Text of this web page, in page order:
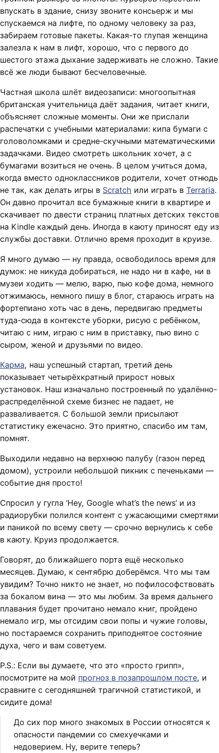
впускать в здание, снизу звоните консьерж и мы
спускаемся на лифте, по одному человеку за раз,
забираем готовые пакеты. Какая-то глупая женщина
залезла к нам в лифт, хорошо, что с первого до
шестого этажа дыхание задерживать не сложно. Такие
всё же люди бывают бесчеловечные.
Частная школа шлёт видеозаписи: многоопытная
британская учительница даёт задания, читает книги,
объясняет сложные моменты. Они же прислали
распечатки с учебными материалами: кипа бумаги с
головоломками и средне-скучными математическими
задачками. Видео смотреть школьник хочет, а с
бумагами возиться не очень. В целом учиться дома,
когда вместо одноклассников родители, хочет отнюдь
не так, как делать игры в Scratch или играть в Terraria.
Он давно прочитал все бумажные книги в квартире и
скачивает по двести страниц платных детских текстов
на Kindle каждый день. Иногда в каюту приносят еду из
службы доставки. Отлично время проходит в круизе.
Я много думаю — ну правда, освободилось время для
думок: не никуда добираться, не надо ни в кафе, ни в
музеи ходить — мелю, варю, пью кофе дома, немного
отжимаюсь, немного пишу в блог, стараюсь играть на
фортепиано хоть час в день, передвигаю предметы
туда-сюда в контексте уборки, рисую с ребёнком,
читаю с ним, играю с ним в приставку, пью вино с
сыром, женой и друзьями по видео.
Карма, наш успешный стартап, третий день
показывает четырёхкратный прирост новых
установок. Наш изначально построенный по удалённо-
распределённой схеме бизнес не падает, не
разваливается. С большой земли присылают
статистику ежечасно. Это приятно, спасибо им там,
помнят.
Выходили недавно на верхнюю палубу (газон перед
домом), устроили небольшой пикник с печеньками —
событие дня просто!
Спросил у гугла ‘Hey, Google what’s the news’ и из
радиорубки полился контент с ужасающими смертями
и паникой по всему свету — срочно вернулись к себе
в каюту. Круиз продолжается.
Говорят, до ближайшего порта ещё несколько
месяцев. Думаю, к сентябрю доберёмся. Что мы там
увидим? Точно никто не знает, но пофилософствовать
за бокалом вина — это мы любим. За время дальнего
плавания будет прочитано немало книг, пройдено
немало игр, мы отсидим свои попы и чужие головы,
но постараемся сохранить приподнятое состояние
духа, чего и вам советуем.
P.S.: Если вы думаете, что это «просто грипп»,
посмотрите на мой прогноз в позапрошлом посте, и
сравните с сегодняшней трагичной статистикой, и
сидите дома!
До сих пор много знакомых в России относятся к
опасности пандемии со смехуечками и
недоверием. Ну, верите теперь?